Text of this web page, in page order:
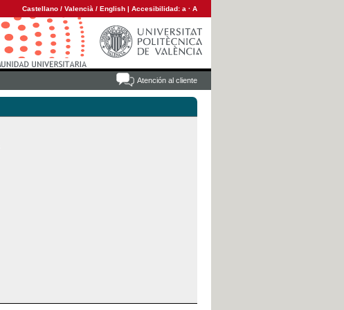
Castellano / Valencià / English | Accesibilidad: a · A
Atención al cliente